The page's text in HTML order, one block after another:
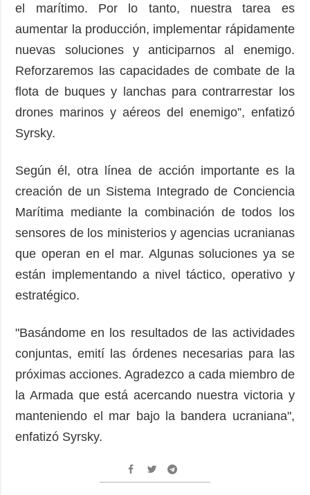
el marítimo. Por lo tanto, nuestra tarea es
aumentar la producción, implementar rápidamente
nuevas soluciones y anticiparnos al enemigo.
Reforzaremos las capacidades de combate de la
flota de buques y lanchas para contrarrestar los
drones marinos y aéreos del enemigo”, enfatizó
Syrsky.
Según él, otra línea de acción importante es la
creación de un Sistema Integrado de Conciencia
Marítima mediante la combinación de todos los
sensores de los ministerios y agencias ucranianas
que operan en el mar. Algunas soluciones ya se
están implementando a nivel táctico, operativo y
estratégico.
"Basándome en los resultados de las actividades
conjuntas, emití las órdenes necesarias para las
próximas acciones. Agradezco a cada miembro de
la Armada que está acercando nuestra victoria y
manteniendo el mar bajo la bandera ucraniana",
enfatizó Syrsky.